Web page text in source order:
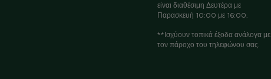
είναι διαθέσιμη Δευτέρα με
Παρασκευή 10:00 με 16:00.
**Ισχύουν τοπικά έξοδα ανάλογα με
τον πάροχο του τηλεφώνου σας.